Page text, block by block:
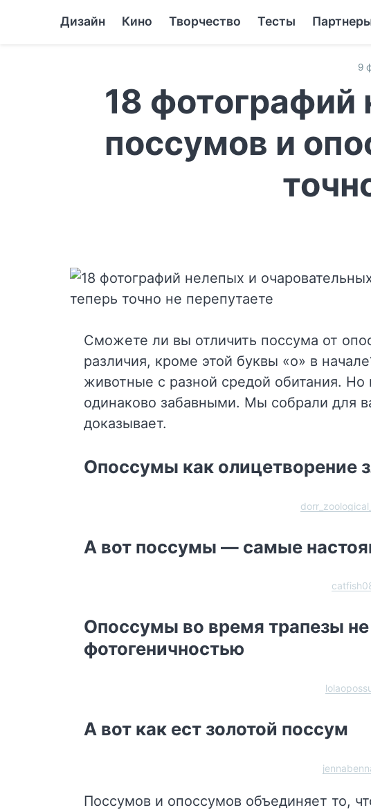
Дизайн Кино Творчество Тесты
9
18 фотографий
поссумов и
Сможете ли вы отличить поссума от
различия, кроме этой буквы «о» в
животные с разной средой обитания.
одинаково забавными. Мы собрали для
доказывает.
Опоссумы как олицетворение
А вот поссумы — самые
Опоссумы во время трапезы не
фотогеничностью
А вот как ест золотой поссум
Поссумов и опоссумов объединяет то,